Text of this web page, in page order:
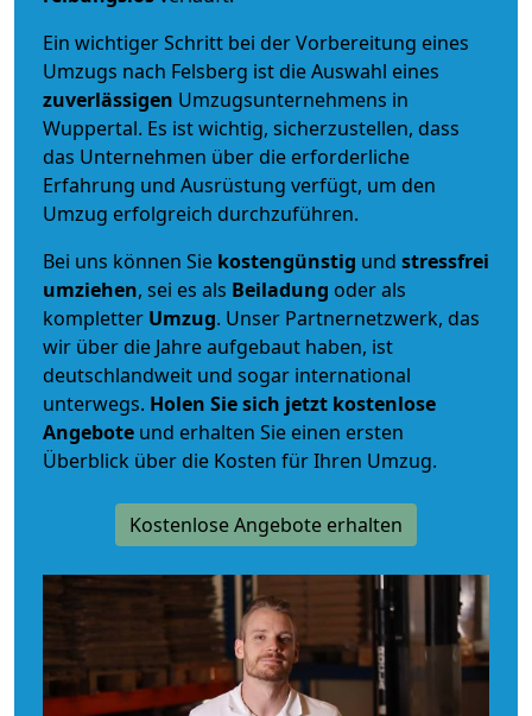
Ein wichtiger Schritt bei der Vorbereitung eines
Umzugs nach Felsberg ist die Auswahl eines
zuverlässigen Umzugsunternehmens in
Wuppertal. Es ist wichtig, sicherzustellen, dass
das Unternehmen über die erforderliche
Erfahrung und Ausrüstung verfügt, um den
Umzug erfolgreich durchzuführen.
Bei uns können Sie kostengünstig und stressfrei
umziehen, sei es als Beiladung oder als
kompletter Umzug. Unser Partnernetzwerk, das
wir über die Jahre aufgebaut haben, ist
deutschlandweit und sogar international
unterwegs. Holen Sie sich jetzt kostenlose
Angebote und erhalten Sie einen ersten
Überblick über die Kosten für Ihren Umzug.
Kostenlose Angebote erhalten